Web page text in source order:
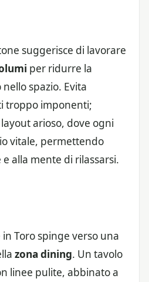
suggerisce di lavorare
per ridurre la
spazio. Evita
troppo imponenti;
arioso, dove ogni
vitale, permettendo
e alla mente di rilassarsi.
Toro spinge verso una
zona dining. Un tavolo
linee pulite, abbinato a